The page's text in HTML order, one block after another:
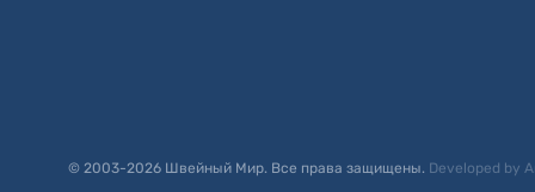
© 2003-2026 Швейный Мир. Все права защищены. Developed by